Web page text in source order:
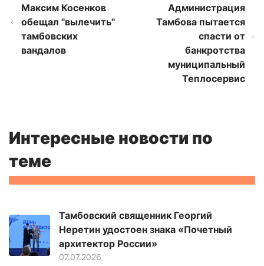
Максим Косенков
обещал "вылечить"
тамбовских
вандалов
Администрация
Тамбова пытается
спасти от
банкротства
муниципальный
Теплосервис
Интересные новости по
теме
Тамбовский священник Георгий
Неретин удостоен знака «Почетный
архитектор России»
07.07.2026